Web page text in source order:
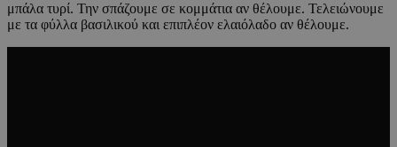
μπάλα τυρί. Την σπάζουμε σε κομμάτια αν θέλουμε. Τελειώνουμε
με τα φύλλα βασιλικού και επιπλέον ελαιόλαδο αν θέλουμε.